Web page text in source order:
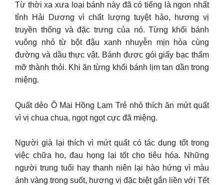
Từ thời xa xưa loại bánh này đã có tiếng là ngon nhất
tỉnh Hải Dương vì chất lượng tuyệt hảo, hương vị
truyền thống và đặc trưng của nó. Từng khối bánh
vuông nhỏ từ bột đậu xanh nhuyễn mịn hòa cùng
đường và dầu thực vật. Bánh được gói giấy bạc thấm
mỡ thành thỏi. Khi ăn từng khối bánh lịm tan dần trong
miệng.
Quất dẻo Ô Mai Hồng Lam Trẻ nhỏ thích ăn mứt quất
vì vị chua chua, ngọt ngọt cực đã miệng.
Người già lại thích vì mứt quất có tác dụng tốt trong
việc chữa ho, đau họng lại tốt cho tiêu hóa. Những
người trung tuổi hay thanh niên lại hào hứng vì màu
ánh vàng trong suốt, hương vị đặc biệt gắn liền với Tết